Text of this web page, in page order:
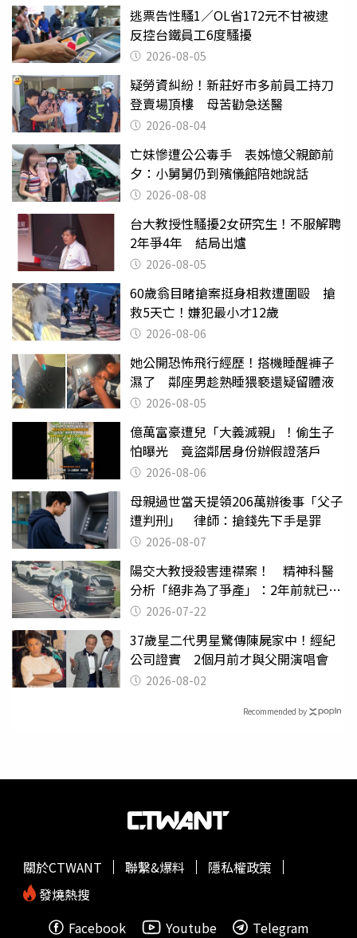
逃票告性騷1／OL省172元不甘被逮
反控台鐵員工6度騷擾
2026-08-05
疑勞資糾紛！新莊好市多前員工持刀
登賣場頂樓 母苦勸急送醫
2026-08-04
亡妹慘遭公公毒手 表姊憶父親節前
夕：小舅舅仍到殯儀館陪她說話
2026-08-08
台大教授性騷擾2女研究生！不服解聘
2年爭4年 結局出爐
2026-08-05
60歲翁目睹搶案挺身相救遭圍毆 搶
救5天亡！嫌犯最小才12歲
2026-08-06
她公開恐怖飛行經歷！搭機睡醒褲子
濕了 鄰座男趁熟睡猥褻還疑留體液
2026-08-05
億萬富豪遭兒「大義滅親」！偷生子
怕曝光 竟盜鄰居身份辦假證落戶
2026-08-06
母親過世當天提領206萬辦後事「父子
遭判刑」 律師：搶錢先下手是罪
2026-08-07
陽交大教授殺害連襟案！ 精神科醫
分析「絕非為了爭產」：2年前就已言
行詭異
2026-07-22
37歲星二代男星驚傳陳屍家中！經紀
公司證實 2個月前才與父開演唱會
2026-08-02
Recommended by
關於CTWANT 聯繫&爆料
隱私權政策
發燒熱搜
Facebook
Youtube Telegram